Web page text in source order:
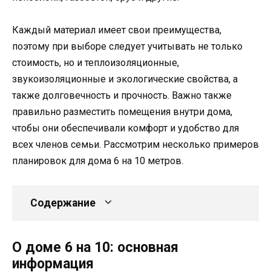
Каждый материал имеет свои преимущества,
поэтому при выборе следует учитывать не только
стоимость, но и теплоизоляционные,
звукоизоляционные и экологические свойства, а
также долговечность и прочность. Важно также
правильно разместить помещения внутри дома,
чтобы они обеспечивали комфорт и удобство для
всех членов семьи. Рассмотрим несколько примеров
планировок для дома 6 на 10 метров.
Содержание
О доме 6 на 10: основная
информация